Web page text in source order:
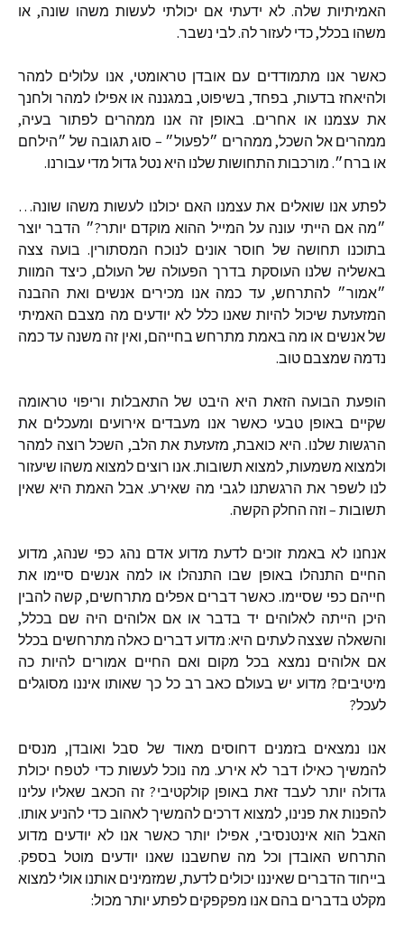
האמיתיות שלה.לא ידעתי אם יכולתי לעשות משהו שונה, או
משהו בכלל,כדי לעזורלה.לבי נשבר.
כאשר אנו מתמודדים עם אובדן טראומטי,אנו עלולים למהר
ולהיאחז בדעות, בפחד, בשיפוט, במגננה או אפילו למהר ולחנך
את עצמנו או אחרים. באופן זה אנו ממהרים לפתור בעיה,
ממהרים אל השכל, ממהרים ״לפעול״ – סוג תגובה של ״הילחם
או ברח״. מורכבות התחושות שלנו היא נטל גדול מדי עבורנו.
לפתע אנו שואלים את עצמנו האם יכולנו לעשות משהו שונה…
״מה אם הייתי עונה על המייל ההוא מוקדם יותר?״ הדבר יוצר
בתוכנו תחושה של חוסר אונים לנוכח המסתורין. בועה צצה
באשליה שלנו העוסקת בדרך הפעולה של העולם,כיצד המוות
״אמור״ להתרחש,עד כמה אנו מכירים אנשים ואת ההבנה
המזעזעת שיכול להיות שאנו כלל לא יודעים מה מצבם האמיתי
שלאנשים או מה באמת מתרחש בחייהם, ואין זה משנה עדכמה
נדמה שמצבם טוב.
הופעת הבועה הזאת היא היבט של התאבלות וריפוי טראומה
שקיים באופן טבעי כאשר אנו מעבדים אירועים ומעכלים את
הרגשות שלנו. היא כואבת, מזעזעת את הלב, השכל רוצה למהר
ולמצוא משמעות,למצוא תשובות.אנו רוצים למצוא משהו שיעזור
לנו לשפר את הרגשתנו לגבי מה שאירע. אבל האמת היא שאין
תשובות – וזה החלק הקשה.
אנחנו לא באמת זוכים לדעת מדוע אדם נהג כפי שנהג, מדוע
החיים התנהלו באופן שבו התנהלו או למה אנשים סיימו את
חייהם כפי שסיימו. כאשר דברים אפלים מתרחשים, קשה להבין
היכן הייתה לאלוהים יד בדבר או אם אלוהים היה שם בכלל,
והשאלה שצצה לעתים היא: מדוע דברים כאלה מתרחשים בכלל
אם אלוהים נמצא בכל מקום ואם החיים אמורים להיות כה
מיטיבים? מדוע יש בעולם כאב רב כל כך שאותו איננו מסוגלים
לעכל?
אנו נמצאים בזמנים דחוסים מאוד של סבל ואובדן, מנסים
להמשיך כאילו דבר לא אירע. מה נוכל לעשות כדי לטפח יכולת
גדולה יותר לעבד זאת באופן קולקטיבי? זה הכאב שאליו עלינו
להפנות את פנינו, למצוא דרכים להמשיך לאהוב כדי להניע אותו.
האבל הוא אינטנסיבי, אפילו יותר כאשר אנו לא יודעים מדוע
התרחש האובדן וכל מה שחשבנו שאנו יודעים מוטל בספק.
בייחוד הדברים שאיננו יכולים לדעת, שמזמינים אותנו אולי למצוא
מקלט בדברים בהם אנו מפקפקים לפתע יותר מכול: